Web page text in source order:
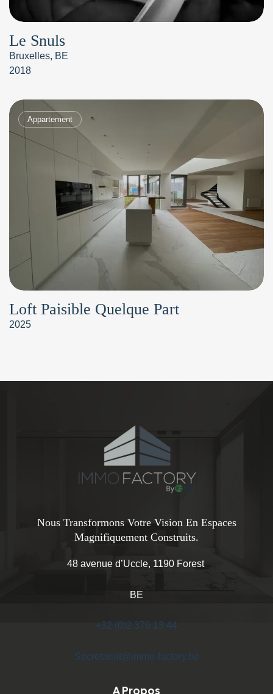
Le Snuls
Bruxelles, BE
2018
Appartement
Loft Paisible Quelque Part
2025
Nous Transformons Votre Vision En Espaces
Magnifiquement Construits.
48 avenue d’Uccle, 1190 Forest
BE
+32 (0)2 376 13 44
Secretariat@immo-factory.be
A Propos